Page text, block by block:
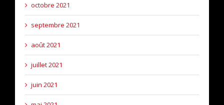
octobre 2021
septembre 2021
août 2021
juillet 2021
juin 2021